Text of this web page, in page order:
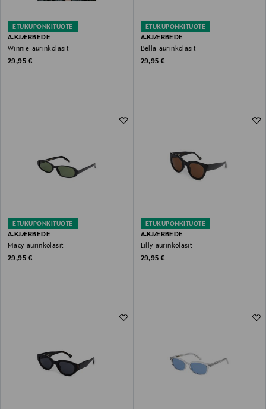
ETUKUPONKITUOTE
A.KJÆRBEDE
Winnie-aurinkolasit
Original Price
29,95 €
ETUKUPONKITUOTE
A.KJÆRBEDE
Bella-aurinkolasit
Original Price
29,95 €
ETUKUPONKITUOTE
A.KJÆRBEDE
Macy-aurinkolasit
Original Price
29,95 €
ETUKUPONKITUOTE
A.KJÆRBEDE
Lilly-aurinkolasit
Original Price
29,95 €